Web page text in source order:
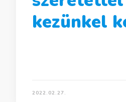
kezünkel
2022.02.27.